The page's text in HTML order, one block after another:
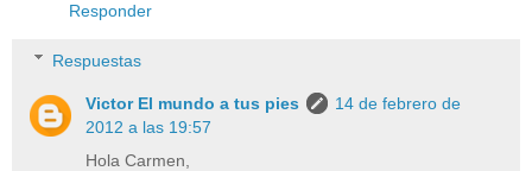
Responder
Respuestas
Victor El mundo a tus pies
14 de febrero de
2012 a las 19:57
Hola Carmen,